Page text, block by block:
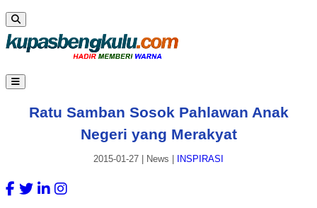
Ratu Samban Sosok Pahlawan Anak
Negeri yang Merakyat
2015-01-27 News INSPIRASI